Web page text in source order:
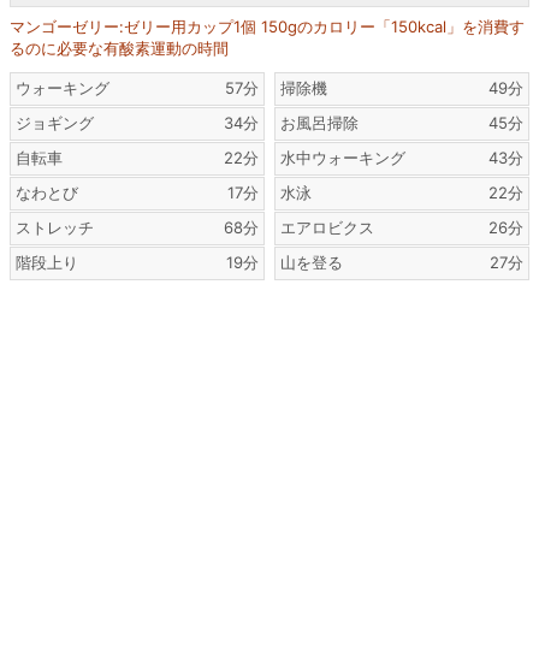
マンゴーゼリー:ゼリー用カップ1個 150gのカロリー「150kcal」を消費す
るのに必要な有酸素運動の時間
ウォーキング
57分
ジョギング
34分
自転車
22分
なわとび
17分
ストレッチ
68分
階段上り
19分
掃除機
49分
お風呂掃除
45分
水中ウォーキング
43分
水泳
22分
エアロビクス
26分
山を登る
27分